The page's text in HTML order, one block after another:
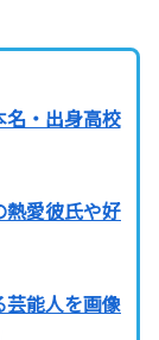
・出身高校
愛彼氏や好
能人を画像